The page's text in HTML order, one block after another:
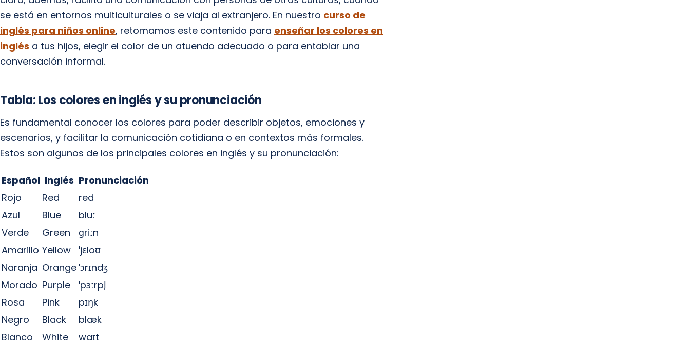
se está en entornos multiculturales o se viaja al extranjero. En nuestro curso de
inglés para niños online, retomamos este contenido para enseñar los colores en
inglés a tus hijos, elegir el color de un atuendo adecuado o para entablar una
conversación informal.
Tabla: Los colores en inglés y su pronunciación
Es fundamental conocer los colores para poder describir objetos, emociones y
escenarios, y facilitar la comunicación cotidiana o en contextos más formales.
Estos son algunos de los principales colores en inglés y su pronunciación:
Español Inglés Pronunciación
Rojo
Red
red
Azul
Blue
bluː
Verde
Green
ɡriːn
Amarillo Yellow ˈjɛloʊ
Naranja Orangeˈɔrɪndʒ
Morado Purple
ˈpɜːrpl̩
Rosa
Pink
pɪŋk
Negro
Black
blæk
Blanco
White
waɪt